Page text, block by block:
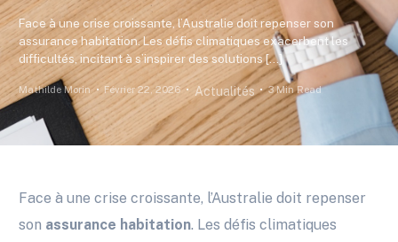
Face à une crise croissante, l’Australie doit repenser son
assurance habitation. Les défis climatiques exacerbent les
difficultés, incitant à s’inspirer des solutions […]
Mathilde Morin Février 22, 2026 Actualités 3 Min Read
Face à une crise croissante, l’Australie doit repenser
son assurance habitation. Les défis climatiques